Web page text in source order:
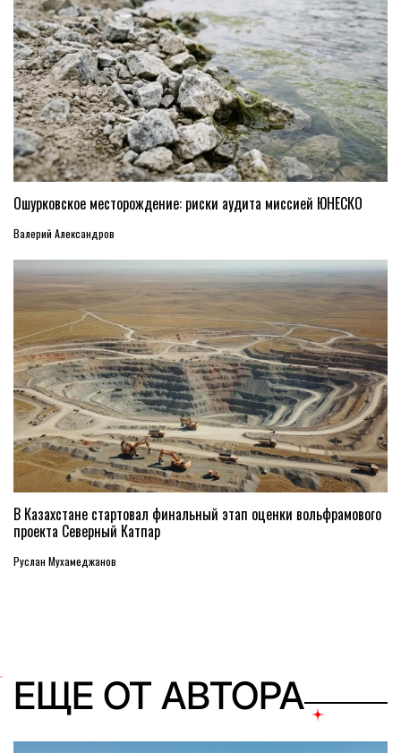
Ошурковское месторождение: риски аудита миссией ЮНЕСКО
Валерий Александров
В Казахстане стартовал финальный этап оценки вольфрамового
проекта Северный Катпар
Руслан Мухамеджанов
ЕЩЕ ОТ АВТОРА